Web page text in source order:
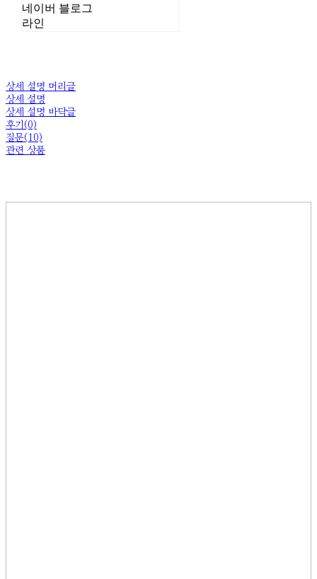
네이버 블로그
라인
상세 설명 머리글
상세 설명
상세 설명 바닥글
후기(0)
질문(10)
관련 상품